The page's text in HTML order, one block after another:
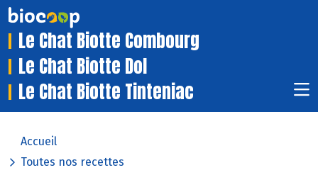
Le Chat Biotte Combourg
Le Chat Biotte Dol
Le Chat Biotte Tinteniac
Accueil
Toutes nos recettes